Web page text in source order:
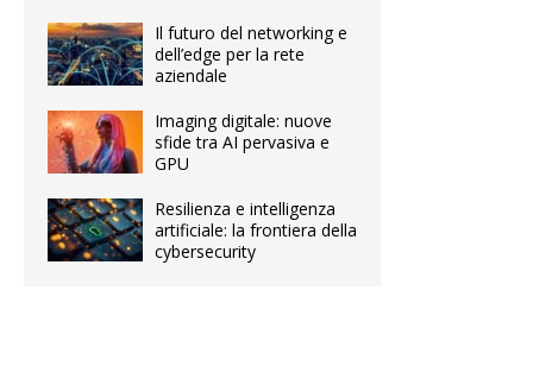
Il futuro del networking e
dell’edge per la rete
aziendale
Imaging digitale: nuove
sfide tra AI pervasiva e
GPU
Resilienza e intelligenza
artificiale: la frontiera della
cybersecurity